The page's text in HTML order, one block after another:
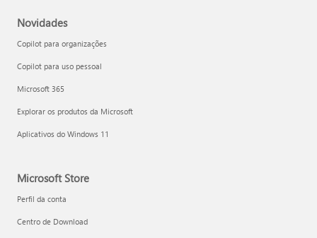
Novidades
Copilot para organizações
Copilot para uso pessoal
Microsoft 365
Explorar os produtos da Microsoft
Aplicativos do Windows 11
Microsoft Store
Perfil da conta
Centro de Download